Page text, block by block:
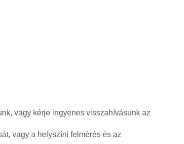
vagy kérje ingyenes visszahívásunk az
vagy a helyszíni felmérés és az